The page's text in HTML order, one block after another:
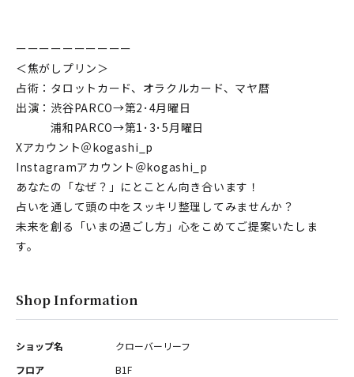
ーーーーーーーーーー
＜焦がしプリン＞
占術：タロットカード、オラクルカード、マヤ暦
出演：渋谷PARCO→第2･4月曜日
浦和PARCO→第1･3･5月曜日
Xアカウント＠kogashi_p
Instagramアカウント＠kogashi_p
あなたの「なぜ？」にとことん向き合います！
占いを通して頭の中をスッキリ整理してみませんか？
未来を創る「いまの過ごし方」心をこめてご提案いたしま
す。
Shop Information
ショップ名
クローバーリーフ
フロア
B1F